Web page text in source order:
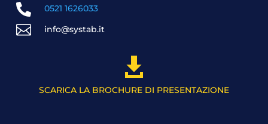
 0521 1626033
 info@systab.it

SCARICA LA BROCHURE DI PRESENTAZIONE